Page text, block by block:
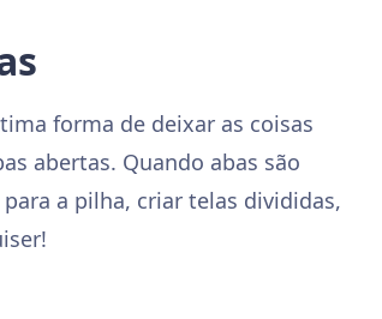
forma de deixar as coisas
abertas. Quando abas são
a pilha, criar telas divididas,